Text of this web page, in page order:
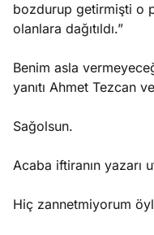
bozdurup getirmişti o
olanlara dağıtıldı.”
Benim asla
yanıtı Ahmet Tezcan
Sağolsun.
Acaba iftiranın yazarı
Hiç zannetmiyorum